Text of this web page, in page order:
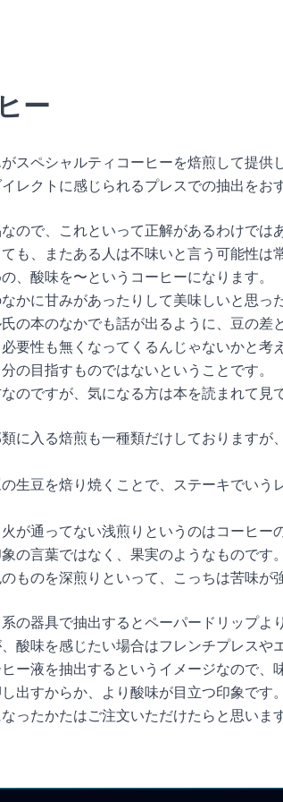
ー
スペシャルティコーヒーを焙煎して提供
レクトに感じられるプレスでの抽出をお
ので、これといって正解があるわけでは
も、またある人は不味いと言う可能性は
、酸味を〜というコーヒーになります。
かに甘みがあったりして美味しいと思っ
の本のなかでも話が出るように、豆の
要性も無くなってくるんじゃないかと
の目指すものではないということです。
のですが、気になる方は本を読まれて見
に入る焙煎も一種類だけしております
生豆を焙り焼くことで、ステーキでいう
が通ってない浅煎りというのはコーヒ
の言葉ではなく、果実のようなものです。
ものを深煎りといって、こっちは苦味が
の器具で抽出するとペーパードリップ
酸味を感じたい場合はフレンチプレス
ー液を抽出するというイメージなので
出すからか、より酸味が目立つ印象です。
ったかたはご注文いただけたらと思います